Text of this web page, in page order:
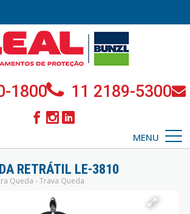
1800 11 2189-5300
MENU
RETRÁTIL LE-3810
Queda - Trava Queda